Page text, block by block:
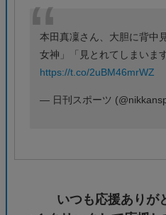
本田真凜さん、大胆に背
女神」「見とれてしまいま
https://t.co/2uBM46mrWZ
— 日刊スポーツ
いつも応援ありが